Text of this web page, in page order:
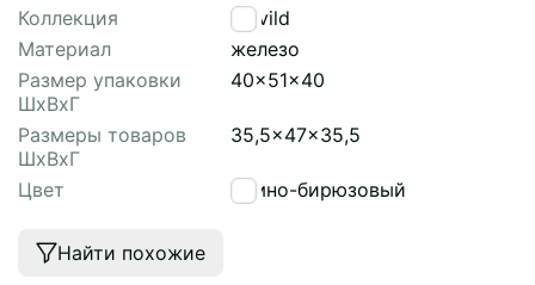
Коллекция
Ingvild
Материал
железо
Размер упаковки
ШхВхГ
40x51x40
Размеры товаров
ШхВхГ
35,5x47x35,5
Цвет темно-бирюзовый
Найти похожие